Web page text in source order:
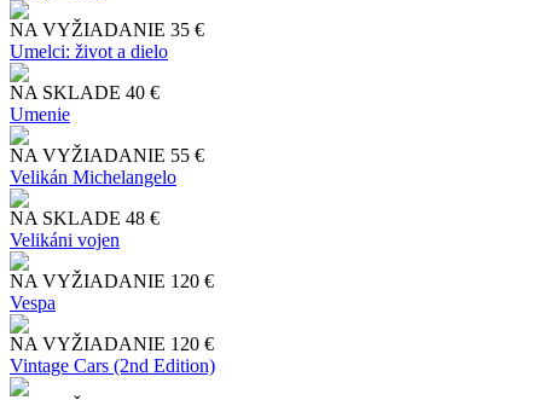
NA VYŽIADANIE 35 €
Umelci: život a dielo
NA SKLADE 40 €
Umenie
NA VYŽIADANIE 55 €
Velikán Michelangelo
NA SKLADE 48 €
Velikáni vojen
NA VYŽIADANIE 120 €
Vespa
NA VYŽIADANIE 120 €
Vintage Cars (2nd Edition)